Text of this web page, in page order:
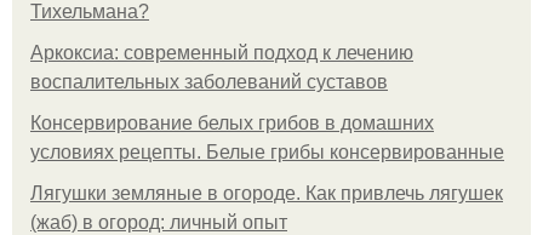
Тихельмана?
Аркоксиа: современный подход к лечению
воспалительных заболеваний суставов
Консервирование белых грибов в домашних
условиях рецепты. Белые грибы консервированные
Лягушки земляные в огороде. Как привлечь лягушек
(жаб) в огород: личный опыт